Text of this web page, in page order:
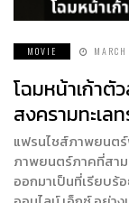
MOVIE
โฉมหน้าเก้าตั
สงครามทะเล
แฟรนไชส์ภาพยนตร์
ภาพยนตร์ภาคที่สาม
ออกมาเป็นที่เรียบร้